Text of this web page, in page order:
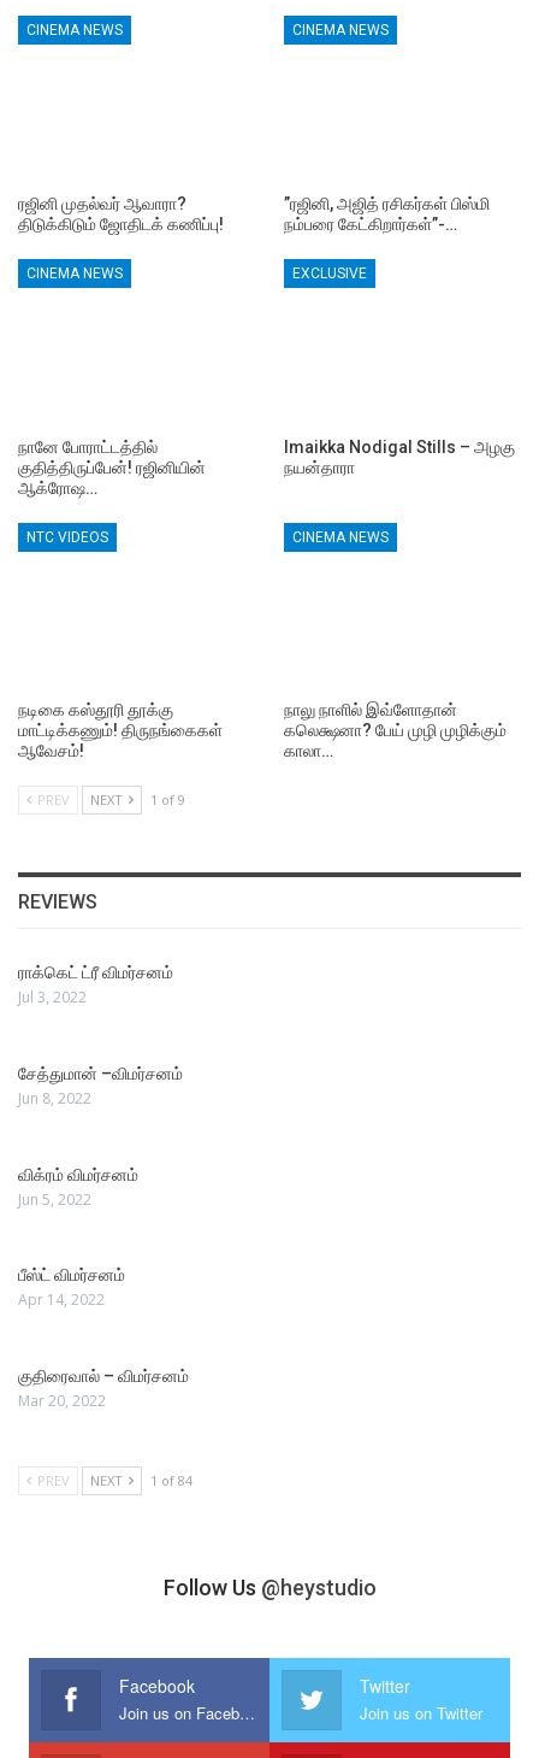
CINEMA NEWS
ரஜினி முதல்வர் ஆவாரா?
திடுக்கிடும் ஜோதிடக் கணிப்பு!
CINEMA NEWS
”ரஜினி, அஜித் ரசிகர்கள் பிஸ்மி
நம்பரை கேட்கிறார்கள்”-…
CINEMA NEWS
நானே போராட்டத்தில்
குதித்திருப்பேன்! ரஜினியின்
ஆக்ரோஷ…
EXCLUSIVE
Imaikka Nodigal Stills – அழகு
நயன்தாரா
NTC VIDEOS
நடிகை கஸ்தூரி தூக்கு
மாட்டிக்கணும்! திருநங்கைகள்
ஆவேசம்!
CINEMA NEWS
நாலு நாளில் இவ்ளோதான்
கலெக்ஷனா? பேய் முழி முழிக்கும்
காலா…
PREV NEXT 1 of 9
REVIEWS
ராக்கெட் ட்ரீ விமர்சனம்
Jul 3, 2022
சேத்துமான் –விமர்சனம்
Jun 8, 2022
விக்ரம் விமர்சனம்
Jun 5, 2022
பீஸ்ட் விமர்சனம்
Apr 14, 2022
குதிரைவால் – விமர்சனம்
Mar 20, 2022
PREV NEXT 1 of 84
Follow Us @heystudio
Facebook
Join us on Facebook
Twitter
Join us on Twitter